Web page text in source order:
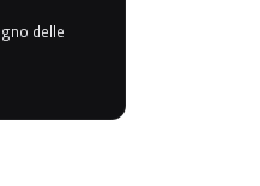
delle